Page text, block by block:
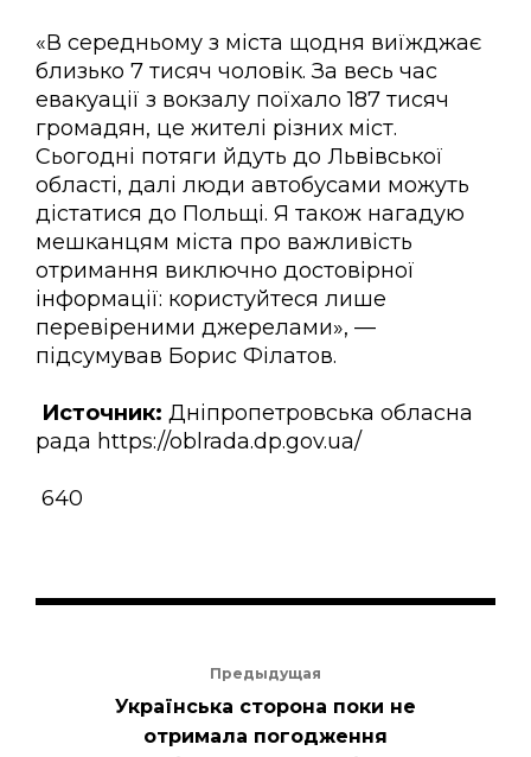
«В середньому з міста щодня виїжджає
близько 7 тисяч чоловік. За весь час
евакуації з вокзалу поїхало 187 тисяч
громадян, це жителі різних міст.
Сьогодні потяги йдуть до Львівської
області, далі люди автобусами можуть
дістатися до Польщі. Я також нагадую
мешканцям міста про важливість
отримання виключно достовірної
інформації: користуйтеся лише
перевіреними джерелами», —
підсумував Борис Філатов.
Источник: Дніпропетровська обласна
рада https://oblrada.dp.gov.ua/
640
Предыдущая
Українська сторона поки не
отримала погодження